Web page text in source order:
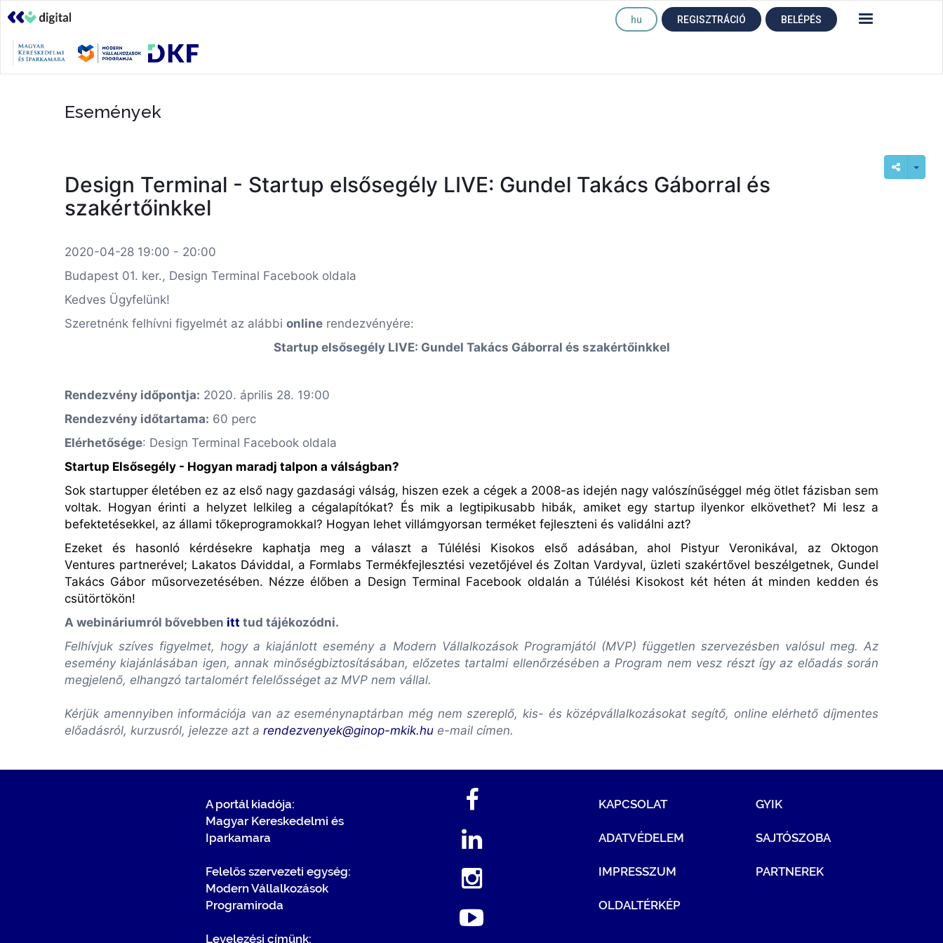
hu REGISZTRÁCIÓ BELÉPÉS
Események
Design Terminal - Startup elsősegély LIVE: Gundel Takács Gáborral és
szakértőinkkel
2020-04-28 19:00 - 20:00
Budapest 01. ker., Design Terminal Facebook oldala
Kedves Ügyfelünk!
Szeretnénk felhívni figyelmét az alábbi online rendezvényére:
Startup elsősegély LIVE: Gundel Takács Gáborral és szakértőinkkel
Rendezvény időpontja: 2020. április 28. 19:00
Rendezvény időtartama: 60 perc
Elérhetősége: Design Terminal Facebook oldala
Startup Elsősegély - Hogyan maradj talpon a válságban?
Sok startupper életében ez az első nagy gazdasági válság, hiszen ezek a cégek a 2008-as idején nagy valószínűséggel még ötlet fázisban sem
voltak. Hogyan érinti a helyzet lelkileg a cégalapítókat? És mik a legtipikusabb hibák, amiket egy startup ilyenkor elkövethet? Mi lesz a
befektetésekkel, az állami tőkeprogramokkal? Hogyan lehet villámgyorsan terméket fejleszteni és validálni azt?
Ezeket és hasonló kérdésekre kaphatja meg a választ a Túlélési Kisokos első adásában, ahol Pistyur Veronikával, az Oktogon
Ventures partnerével; Lakatos Dáviddal, a Formlabs Termékfejlesztési vezetőjével és Zoltan Vardyval, üzleti szakértővel beszélgetnek, Gundel
Takács Gábor műsorvezetésében. Nézze élőben a Design Terminal Facebook oldalán a Túlélési Kisokost két héten át minden kedden és
csütörtökön!
A webináriumról bővebben itt tud tájékozódni.
Felhívjuk szíves figyelmet, hogy a kiajánlott esemény a Modern Vállalkozások Programjától (MVP) független szervezésben valósul meg. Az
esemény kiajánlásában igen, annak minőségbiztosításában, előzetes tartalmi ellenőrzésében a Program nem vesz részt így az előadás során
megjelenő, elhangzó tartalomért felelősséget az MVP nem vállal.
Kérjük amennyiben információja van az eseménynaptárban még nem szereplő, kis- és középvállalkozásokat segítő, online elérhető díjmentes
előadásról, kurzusról, jelezze azt a rendezvenyek@ginop-mkik.hu e-mail címen.
A portál kiadója:
Magyar Kereskedelmi és
Iparkamara
Felelős szervezeti egység:
Modern Vállalkozások
Programiroda
Levelezési címünk:
KAPCSOLAT
ADATVÉDELEM
IMPRESSZUM
OLDALTÉRKÉP
GYIK
SAJTÓSZOBA
PARTNEREK